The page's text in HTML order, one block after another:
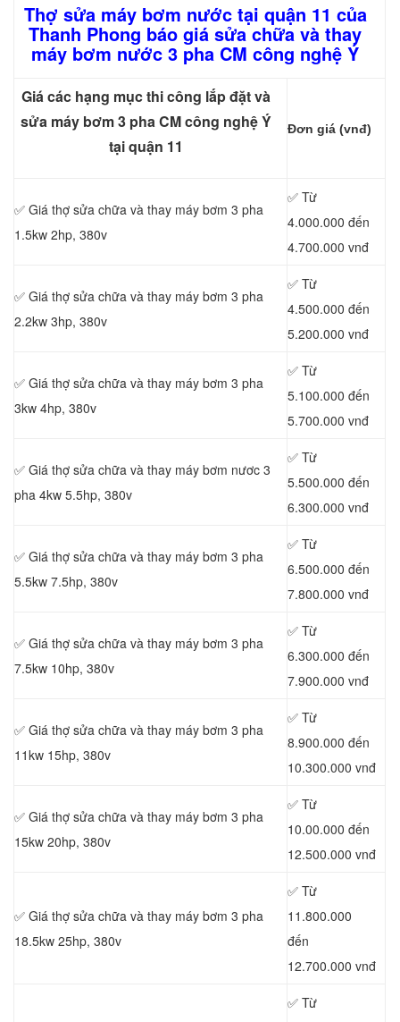
Thợ sửa máy bơm nước tại quận 11 của
Thanh Phong báo giá sửa chữa và thay
máy bơm nước 3 pha CM công nghệ Ý
Giá các hạng mục thi công lắp đặt và
sửa máy bơm 3 pha CM công nghệ Ý
tại quận 11
Đơn giá (vnđ)
✅ Giá thợ sửa chữa và thay máy bơm 3 pha
1.5kw 2hp, 380v
✅ Từ
4.000.000 đến
4.700.000 vnđ
✅ Giá thợ sửa chữa và thay máy bơm 3 pha
2.2kw 3hp, 380v
✅ Từ
4.500.000 đến
5.200.000 vnđ
✅ Giá thợ sửa chữa và thay máy bơm 3 pha
3kw 4hp, 380v
✅ Từ
5.100.000 đến
5.700.000 vnđ
✅ Giá thợ sửa chữa và thay máy bơm nươc 3
pha 4kw 5.5hp, 380v
✅ Từ
5.500.000 đến
6.300.000 vnđ
✅ Giá thợ sửa chữa và thay máy bơm 3 pha
5.5kw 7.5hp, 380v
✅ Từ
6.500.000 đến
7.800.000 vnđ
✅ Giá thợ sửa chữa và thay máy bơm 3 pha
7.5kw 10hp, 380v
✅ Từ
6.300.000 đến
7.900.000 vnđ
✅ Giá thợ sửa chữa và thay máy bơm 3 pha
11kw 15hp, 380v
✅ Từ
8.900.000 đến
10.300.000 vnđ
✅ Giá thợ sửa chữa và thay máy bơm 3 pha
15kw 20hp, 380v
✅ Từ
10.00.000 đến
12.500.000 vnđ
✅ Giá thợ sửa chữa và thay máy bơm 3 pha
18.5kw 25hp, 380v
✅ Từ
11.800.000
đến
12.700.000 vnđ
✅ Từ